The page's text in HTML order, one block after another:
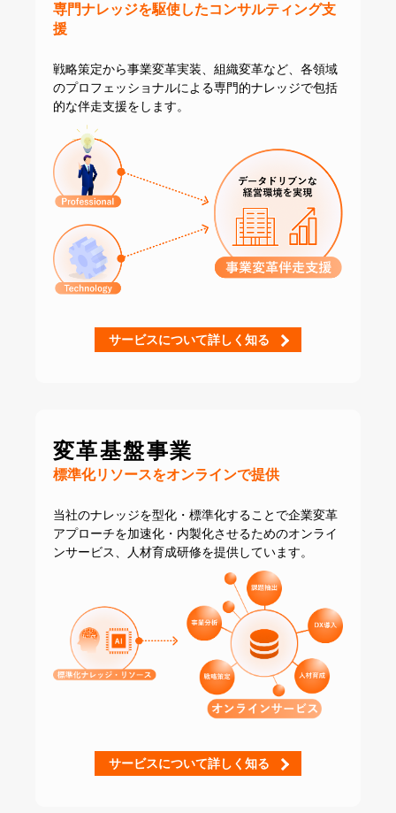
専門ナレッジを駆使したコンサルティング支
援
戦略策定から事業変革実装、組織変革など、 各領域
のプロフェッショナルによる専門的ナレッジで包括
的な伴走支援をします。
サービスについて詳しく知る
変革基盤事業
標準化リソースをオンラインで提供
当社のナレッジを型化・標準化することで企業変革
アプローチを加速化・内製化させるためのオンライ
ンサービス、人材育成研修を提供しています。
サービスについて詳しく知る